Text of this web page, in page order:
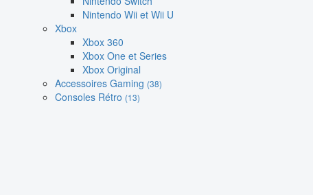
Nintendo Wii et Wii U
Xbox
Xbox 360
Xbox One et Series
Xbox Original
Accessoires Gaming (38)
Consoles Rétro (13)